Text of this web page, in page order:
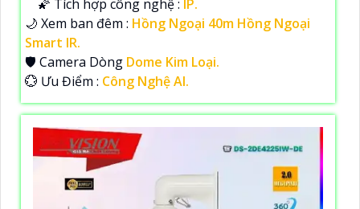
🌠 Tích hợp công nghệ : IP.
🌙 Xem ban đêm : Hồng Ngoại 40m Hồng Ngoại
Smart IR.
🛡 Camera Dòng Dome Kim Loại.
️💮 Ưu Điểm : Công Nghệ AI.